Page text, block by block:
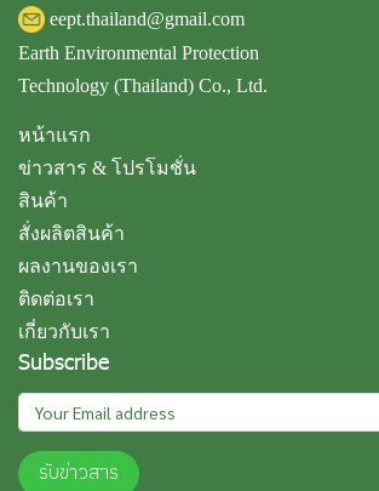
eept.thailand@gmail.com
Earth Environmental Protection
Technology (Thailand) Co., Ltd.
หน้าแรก
ข่าวสาร & โปรโมชั่น
สินค้า
สั่งผลิตสินค้า
ผลงานของเรา
ติดต่อเรา
เกี่ยวกับเรา
Subscribe
รับข่าวสาร